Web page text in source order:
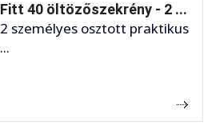
Fitt 40 öltözőszekrény - 2 ...
2 személyes osztott praktikus
...